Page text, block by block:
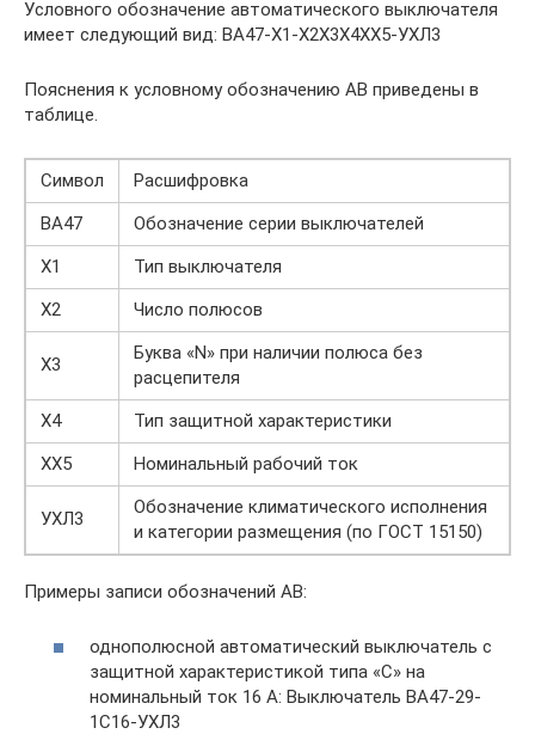
Условного обозначение автоматического выключателя
имеет следующий вид: ВА47-Х1-Х2Х3Х4ХХ5-УХЛ3
Пояснения к условному обозначению АВ приведены в
таблице.
Символ
Расшифровка
ВА47
Обозначение серии выключателей
Х1
Тип выключателя
Х2
Число полюсов
Х3
Буква «N» при наличии полюса без
расцепителя
Х4
Тип защитной характеристики
ХХ5
Номинальный рабочий ток
УХЛ3
Обозначение климатического исполнения
и категории размещения (по ГОСТ 15150)
Примеры записи обозначений АВ:
однополюсной автоматический выключатель с
защитной характеристикой типа «С» на
номинальный ток 16 A: Выключатель ВА47-29-
1С16-УХЛ3